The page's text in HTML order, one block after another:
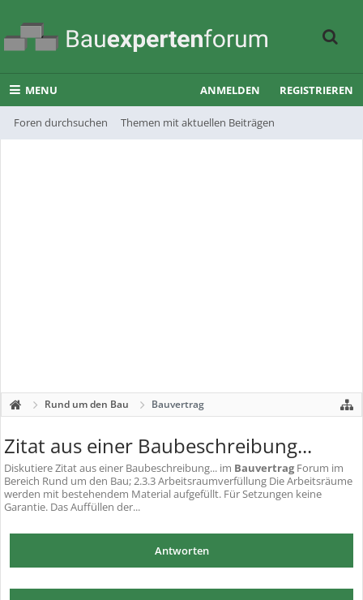
MENU
Foren durchsuchen Themen mit aktuellen Beiträgen
ANMELDEN REGISTRIEREN
Rund um den Bau Bauvertrag
Zitat aus einer Baubeschreibung...
DiskutiereZitat aus einer Baubeschreibung... im Bauvertrag Forum im
Bereich Rund um den Bau; 2.3.3 Arbeitsraumverfüllung Die Arbeitsräume
werden mit bestehendem Material aufgefüllt. Für Setzungen keine
Garantie. Das Auffüllen der...
Antworten